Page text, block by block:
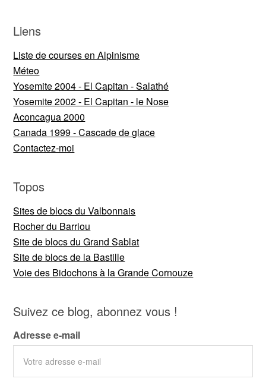
Liens
Liste de courses en Alpinisme
Méteo
Yosemite 2004 - El Capitan - Salathé
Yosemite 2002 - El Capitan - le Nose
Aconcagua 2000
Canada 1999 - Cascade de glace
Contactez-moi
Topos
Sites de blocs du Valbonnais
Rocher du Barriou
Site de blocs du Grand Sablat
Site de blocs de la Bastille
Voie des Bidochons à la Grande Cornouze
Suivez ce blog, abonnez vous !
Adresse e-mail